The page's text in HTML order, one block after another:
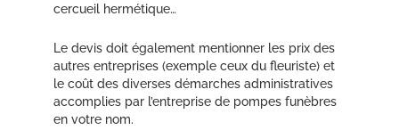
cercueil hermétique…
Le devis doit également mentionner les prix des
autres entreprises (exemple ceux du fleuriste) et
le coût des diverses démarches administratives
accomplies par l’entreprise de pompes funèbres
en votre nom.